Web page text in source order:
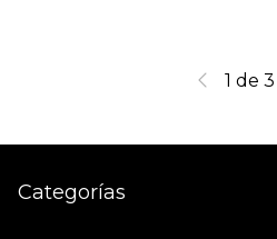
1 de 3
Categorías